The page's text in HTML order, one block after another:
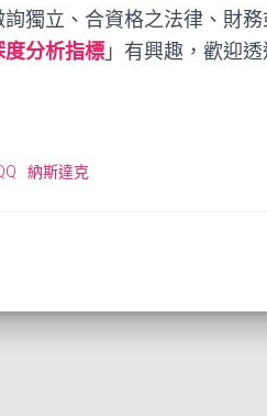
獨立、合資格之法律、財務
度分析指標 」有興趣，歡迎透
納斯達克